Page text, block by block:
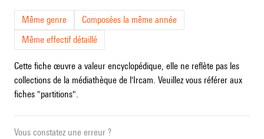
Même genre
Composées la même année
Même effectif détaillé
Cette fiche œuvre a valeur encyclopédique, elle ne reflète pas les
collections de la médiathèque de l'Ircam. Veuillez vous référer aux
fiches "partitions".
Vous constatez une erreur ?